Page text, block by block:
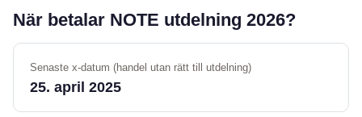
När betalar NOTE utdelning 2026?
Senaste x-datum (handel utan rätt till utdelning)
25. april 2025